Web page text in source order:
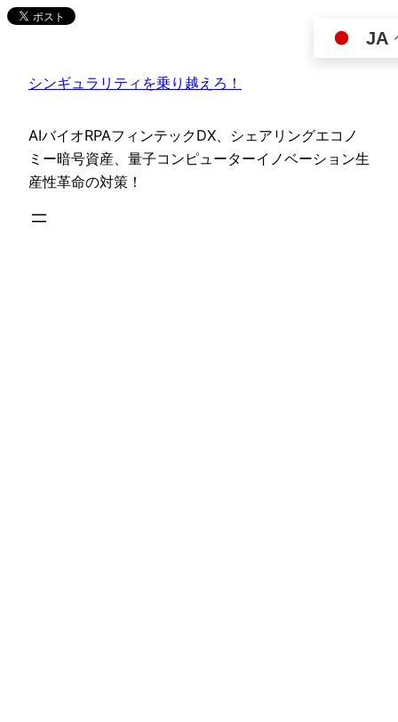
内
ス
ッ
プ
シンギュラリティを乗り越えろ！
AIバイオRPAフィンテックDX、シェアリングエコノ
ミー暗号資産、量子コンピューターイノベーション生
産性革命の対策！
JA